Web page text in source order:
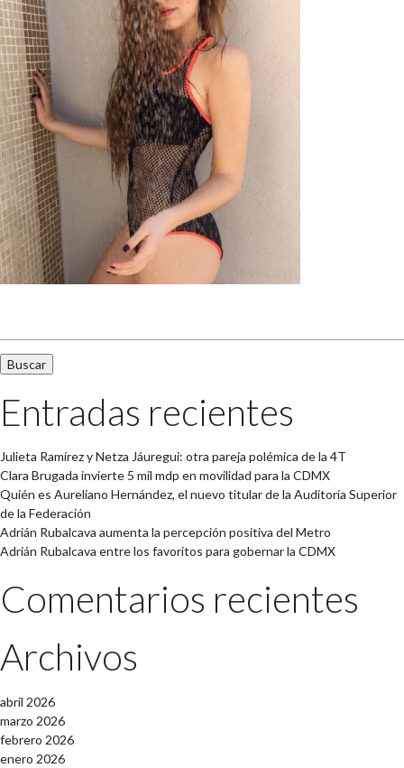
Entradas recientes
Julieta Ramírez y Netza Jáuregui: otra pareja polémica de la 4T
Clara Brugada invierte 5 mil mdp en movilidad para la CDMX
Quién es Aureliano Hernández, el nuevo titular de la Auditoría Superior
de la Federación
Adrián Rubalcava aumenta la percepción positiva del Metro
Adrián Rubalcava entre los favoritos para gobernar la CDMX
Comentarios recientes
Archivos
abril 2026
marzo 2026
febrero 2026
enero 2026